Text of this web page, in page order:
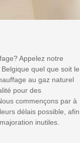
Appelez notre
quel que soit le
au gaz naturel
pour des
commençons par à
délais possible, afin
inutiles.